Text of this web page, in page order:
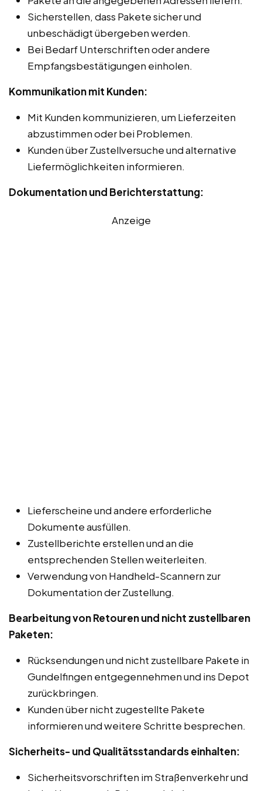
Sicherstellen, dass Pakete sicher und
unbeschädigt übergeben werden.
Bei Bedarf Unterschriften oder andere
Empfangsbestätigungen einholen.
Kommunikation mit Kunden:
Mit Kunden kommunizieren, um Lieferzeiten
abzustimmen oder bei Problemen.
Kunden über Zustellversuche und alternative
Liefermöglichkeiten informieren.
Dokumentation und Berichterstattung:
Anzeige
Lieferscheine und andere erforderliche
Dokumente ausfüllen.
Zustellberichte erstellen und an die
entsprechenden Stellen weiterleiten.
Verwendung von Handheld-Scannern zur
Dokumentation der Zustellung.
Bearbeitung von Retouren und nicht zustellbaren
Paketen:
Rücksendungen und nicht zustellbare Pakete in
Gundelfingen entgegennehmen und ins Depot
zurückbringen.
Kunden über nicht zugestellte Pakete
informieren und weitere Schritte besprechen.
Sicherheits- und Qualitätsstandards einhalten:
Sicherheitsvorschriften im Straßenverkehr und